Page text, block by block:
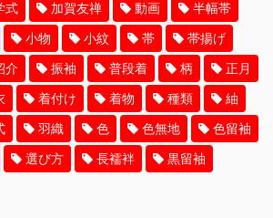
式 加賀友禅 動画 半幅帯
小物 小紋 帯 帯揚げ
介 振袖 普段着 柄 正月
着付け 着物 種類 紬
羽織 色 色無地 色留袖
選び方 長襦袢 黒留袖